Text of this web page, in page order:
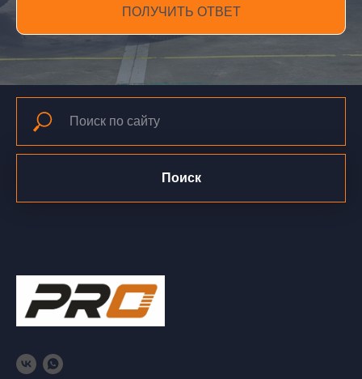
ПОЛУЧИТЬ ОТВЕТ
Поиск